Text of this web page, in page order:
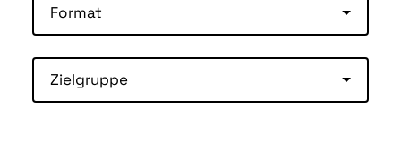
Format
Zielgruppe